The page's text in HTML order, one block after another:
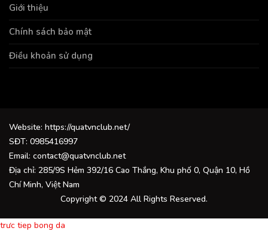
Giới thiệu
Chính sách bảo mật
Điều khoản sử dụng
Website: https://quatvnclub.net/
SĐT: 0985416997
Email: contact@quatvnclub.net
Địa chỉ: 285/9S Hẻm 392/16 Cao Thắng, Khu phố 0, Quận 10, Hồ
Chí Minh, Việt Nam
Copyright © 2024 All Rights Reserved.
trưc tiep bong da